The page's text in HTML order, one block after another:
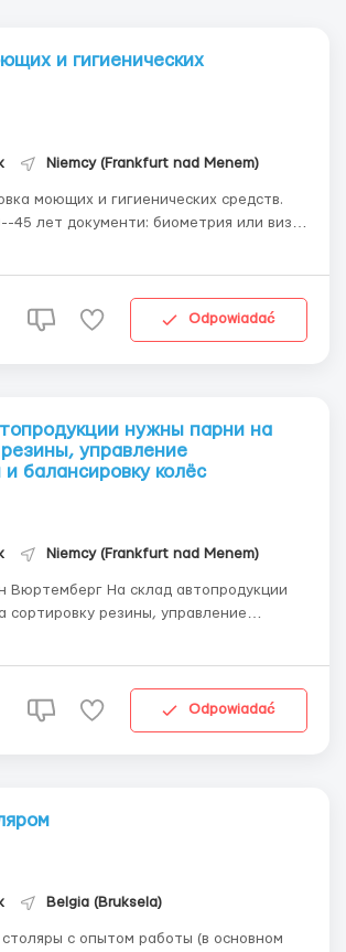
и гигиенических
Niemcy (Frankfurt nad Menem)
45 лет документи: биометрия или виза.
брака (
Жилье- 250 ...
Odpowiadać
нужны парни на
управление
и балансировку колёс
Niemcy (Frankfurt nad Menem)
сортировку резины, управление
колёс Оплата 8-8,5€ в час;
Odpowiadać
Belgia (Bruksela)